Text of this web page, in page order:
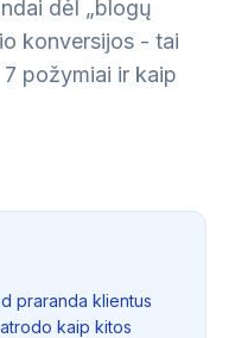
dėl „blogų
konversijos - tai
požymiai ir kaip
praranda klientus
kaip kitos